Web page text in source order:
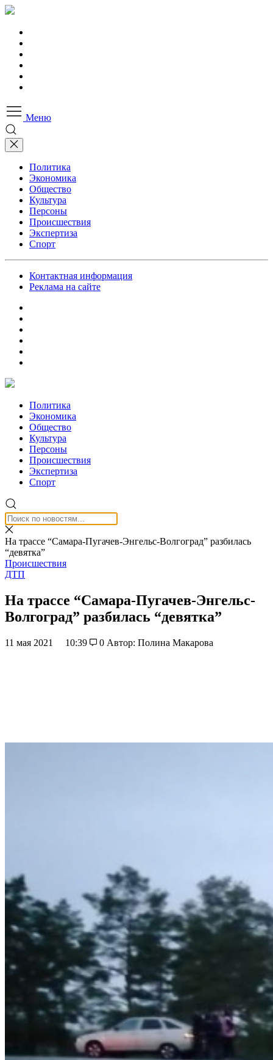
Меню
Политика
Экономика
Общество
Культура
Персоны
Происшествия
Экспертиза
Спорт
Контактная информация
Реклама на сайте
Политика
Экономика
Общество
Культура
Персоны
Происшествия
Экспертиза
Спорт
На трассе “Самара-Пугачев-Энгельс-Волгоград” разбилась
“девятка”
Происшествия
ДТП
На трассе “Самара-Пугачев-Энгельс-
Волгоград” разбилась “девятка”
11 мая 2021 10:39 0 Автор: Полина Макарова